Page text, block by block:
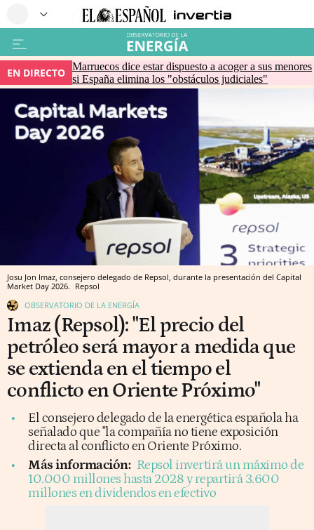
EN DIRECTO Marruecos dice estar dispuesto a acoger a sus menores
si España elimina los "obstáculos judiciales"
Josu Jon Imaz, consejero delegado de Repsol, durante la presentación del Capital
Market Day 2026. Repsol
OBSERVATORIO DE LA ENERGÍA
Imaz (Repsol): "El precio del
petróleo será mayor a medida que
se extienda en el tiempo el
conflicto en Oriente Próximo"
El consejero delegado de la energética española ha
señalado que "la compañía no tiene exposición
directa al conflicto en Oriente Próximo.
Más información: Repsol invertirá un máximo de
10.000 millones hasta 2028 y repartirá 3.600
millones en dividendos en efectivo